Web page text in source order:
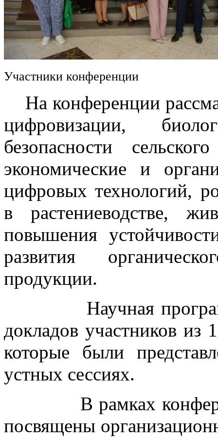
Участники конференции
На конференции
цифровизации,
безопасности
экономические и
цифровых технологий,
в растениеводстве,
повышения
развития
продукции.
Научная программа
докладов участников из
которые были
устных сессиях.
В рамках
посвящены